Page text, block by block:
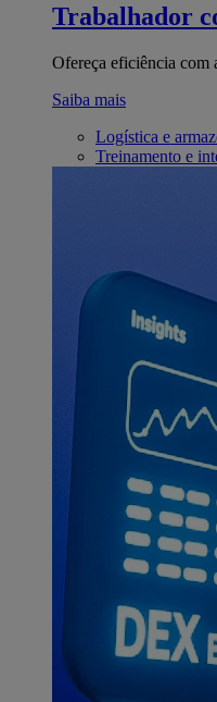
Trabalhador
Ofereça eficiência com
Saiba mais
Logística e
Treinamento e